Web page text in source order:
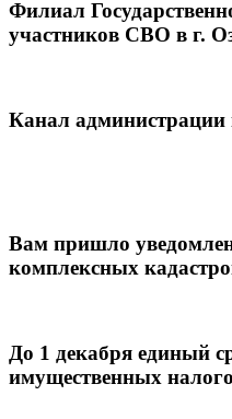
Филиал
участников СВО в г.
Канал
Вам пришло
комплексных
До 1 декабря единый
имущественных